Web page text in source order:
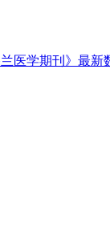
兰医学期刊》最